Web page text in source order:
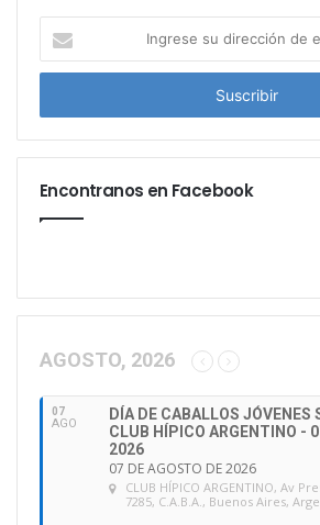
g
e
s
s
e
c
ó
Encontranos en Facebook
AGOSTO, 2026
07
AGO
DÍA DE CABALLOS JÓVENES
CLUB HÍPICO ARGENTINO -
2026
07 DE AGOSTO DE 2026
CLUB HÍPICO ARGENTINO, Av
7285, C.A.B.A., Buenos Aires,